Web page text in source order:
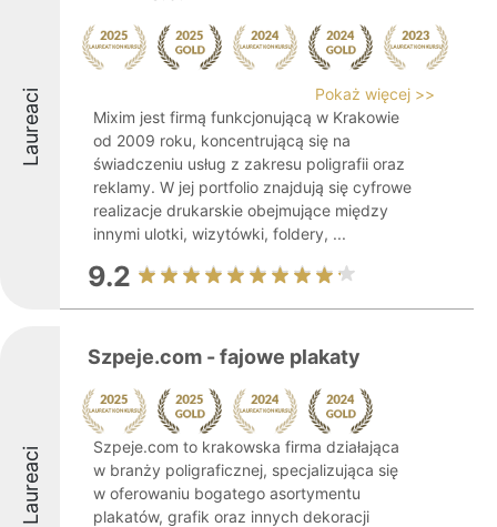
Laureaci
Pokaż więcej >>
Mixim jest firmą funkcjonującą w Krakowie
od 2009 roku, koncentrującą się na
świadczeniu usług z zakresu poligrafii oraz
reklamy. W jej portfolio znajdują się cyfrowe
realizacje drukarskie obejmujące między
innymi ulotki, wizytówki, foldery, ...
9.2
Laureaci
Szpeje.com - fajowe plakaty
Szpeje.com to krakowska firma działająca
w branży poligraficznej, specjalizująca się
w oferowaniu bogatego asortymentu
plakatów, grafik oraz innych dekoracji